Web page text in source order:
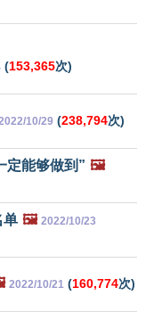
(153,365次)
10/29 (238,794次)
定能够做到” 🖼️
单 🖼️ 2022/10/23
2022/10/21 (160,774次)